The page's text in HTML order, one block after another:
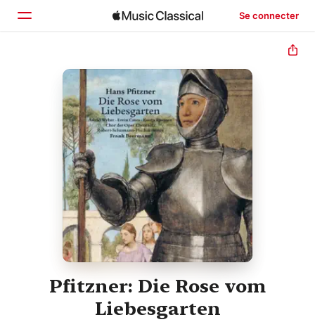
Se connecter
Accueil
Parcourir
Rechercher
Pfitzner: Die Rose vom
Liebesgarten